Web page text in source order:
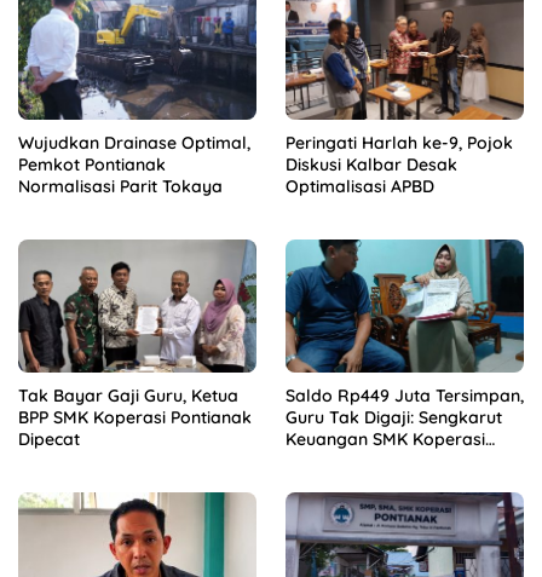
Wujudkan Drainase Optimal,
Pemkot Pontianak
Normalisasi Parit Tokaya
Peringati Harlah ke-9, Pojok
Diskusi Kalbar Desak
Optimalisasi APBD
Tak Bayar Gaji Guru, Ketua
BPP SMK Koperasi Pontianak
Dipecat
Saldo Rp449 Juta Tersimpan,
Guru Tak Digaji: Sengkarut
Keuangan SMK Koperasi